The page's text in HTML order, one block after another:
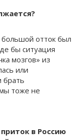
отток был
бы ситуация
мозгов» из
или
брать
тоже не
в Россию